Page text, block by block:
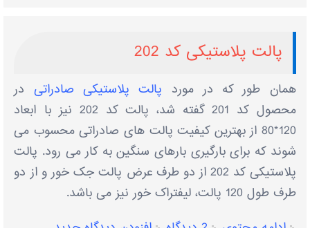
پالت پلاستیکی کد 202
همان طور که در مورد پالت پلاستیکی صادراتی در
محصول کد 201 گفته شد، پالت کد 202 نیز با ابعاد
120*80 از بهترین کیفیت پالت های صادراتی محسوب می
شوند که برای بارگیری بارهای سنگین به کار می رود. پالت
پلاستیکی کد 202 از دو طرف عرض پالت جک خور و از دو
طرف طول 120 پالت، لیفتراک خور نیز می باشد.